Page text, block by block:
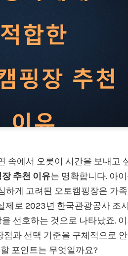
속에서 오롯이 시간을 보내고
추천 이유는 명확합니다. 아
하게 고려된 오토캠핑장은 가
제로 2023년 한국관광공사 조
선호하는 것으로 나타났죠.
과 선택 기준을 구체적으로
포인트는 무엇일까요?